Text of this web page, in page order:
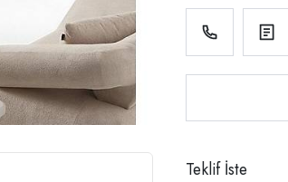
Teklif İste